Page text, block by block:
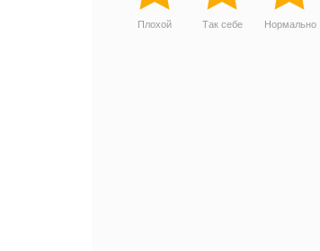
Плохой Так себе Нормально